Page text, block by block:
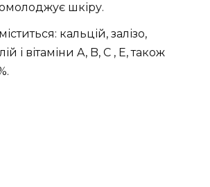
шкіру.
кальцій, залізо,
і вітаміни A, B, C , Е, також